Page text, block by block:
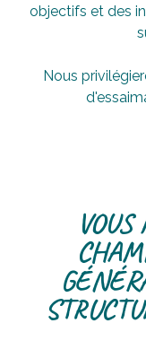
objectifs et des
Nous